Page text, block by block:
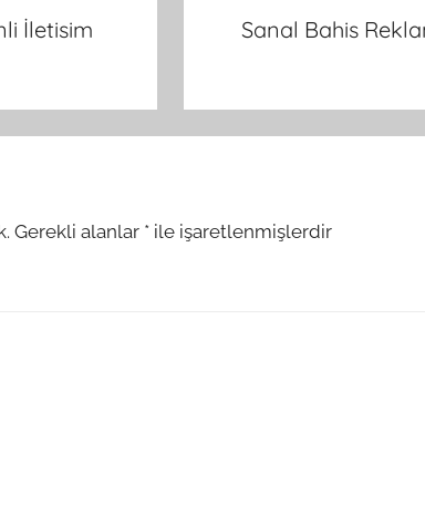
İletisim
Sanal Bahis
Gerekli alanlar * ile işaretlenmişlerdir